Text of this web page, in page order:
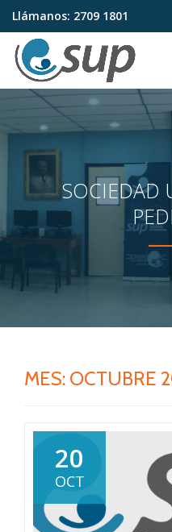
Saltar
contenido
Llámanos: 2709 1801
SOCIEDAD
MES: OCTUBRE
20
OCT